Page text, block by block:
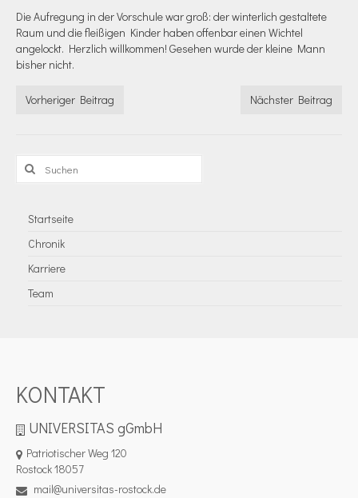
Die Aufregung in der Vorschule war groß: der winterlich gestaltete
Raum und die fleißigen Kinder haben offenbar einen Wichtel
angelockt. Herzlich willkommen! Gesehen wurde der kleine Mann
bisher nicht.
Vorheriger Beitrag Nächster Beitrag
Suchen
nach:
Startseite
Chronik
Karriere
Team
KONTAKT
UNIVERSITAS gGmbH
Patriotischer Weg 120
Rostock 18057
mail@universitas-rostock.de